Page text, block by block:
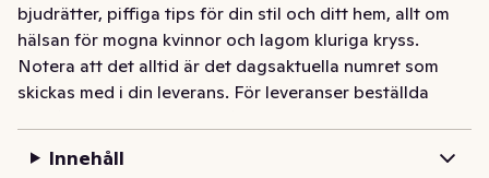
bjudrätter, piffiga tips för din stil och ditt hem, allt om
hälsan för mogna kvinnor och lagom kluriga kryss.
Notera att det alltid är det dagsaktuella numret som
skickas med i din leverans. För leveranser beställda
Innehåll